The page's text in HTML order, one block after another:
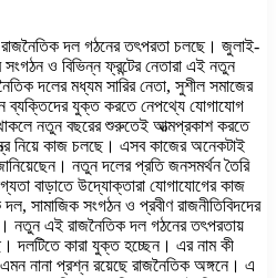
রাজনৈতিক দল গঠনের তৎপরতা চলছে। জুলাই-
ও বিভিন্ন ফ্রন্টের নেতারা এই নতুন
দলের মধ্যম সারির নেতা, সুশীল সমাজের
ব্যক্তিদের যুক্ত করতে নেপথ্যে যোগাযোগ
নতুন বছরের শুরুতেই আত্মপ্রকাশ করতে
নিয়ে কাজ চলছে। এসব কাজের অনেকটাই
নতুন দলের প্রতি জনসমর্থন তৈরি
বাড়াতে উদ্যোক্তারা যোগাযোগের কাজ
সামাজিক সংগঠন ও প্রবীণ রাজনীতিবিদদের
নতুন এই রাজনৈতিক দল গঠনের তৎপরতায়
দলটিতে কারা যুক্ত হচ্ছেন। এর নাম কী
নানা প্রশ্ন রয়েছে রাজনৈতিক অঙ্গনে। এ